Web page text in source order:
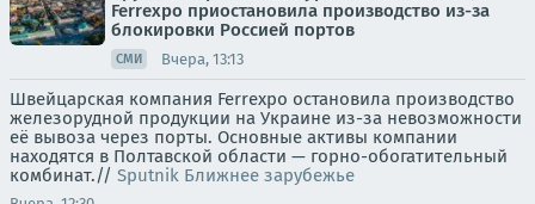
Ferrexpo приостановила производство из-за
блокировки Россией портов
СМИ Вчера, 13:13
Швейцарская компания Ferrexpo остановила производство
железорудной продукции на Украине из-за невозможности
её вывоза через порты. Основные активы компании
находятся в Полтавской области — горно-обогатительный
комбинат.// Sputnik Ближнее зарубежье